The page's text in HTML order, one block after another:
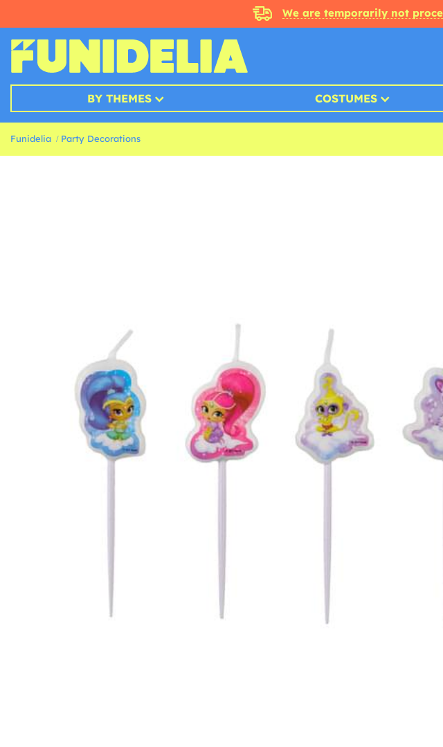
We are temporarily not
BY THEMES COSTUMES
Funidelia Party Decorations